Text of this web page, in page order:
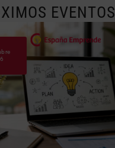
EVENTOS